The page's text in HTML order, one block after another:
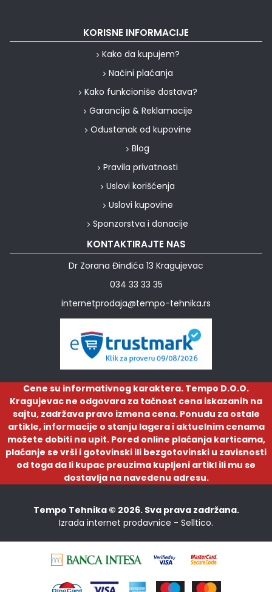
KORISNE INFORMACIJE
Kako da kupujem?
Načini plaćanja
Kako funkcioniše dostava?
Garancija & Reklamacije
Odustanak od kupovine
Blog
Pravila privatnosti
Uslovi korišćenja
Uslovi kupovine
Sponzorstva i donacije
KONTAKTIRAJTE NAS
Dr Zorana Đinđića 13 Kragujevac
034 33 33 35
internetprodaja@tempo-tehnika.rs
Cene su informativnog karaktera. Tempo D.O.O.
Kragujevac ne odgovara za tačnost cena iskazanih na
sajtu, zadržava pravo izmena cena. Ponudu za ostale
artikle, informacije o stanju lagera i aktuelnim cenama
možete dobiti na upit. Pored online plaćanja karticama,
plaćanje se vrši i gotovinski ili bezgotovinski u zavisnosti
od toga da li kupac preuzima kupljeni artikl ili mu se
dostavlja na navedenu adresu.
Tempo Tehnika © 2026. Sva prava zadržana.
Izrada internet prodavnice - Selltico.